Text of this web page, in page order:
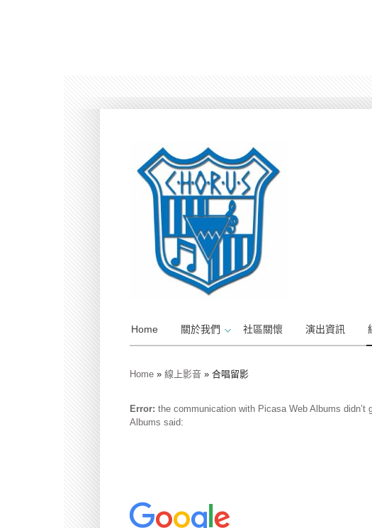
Home 關於我們 社區關懷 演出資訊
Home» 線上影音» 合唱留影
Error: the communication with Picasa Web Albums didn’t
Albums said: